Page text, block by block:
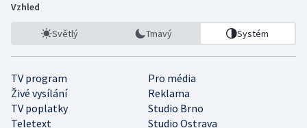
Vzhled
Světlý Tmavý Systém
TV program
Pro média
Živé vysílání
Reklama
TV poplatky
Studio Brno
Teletext
Studio Ostrava